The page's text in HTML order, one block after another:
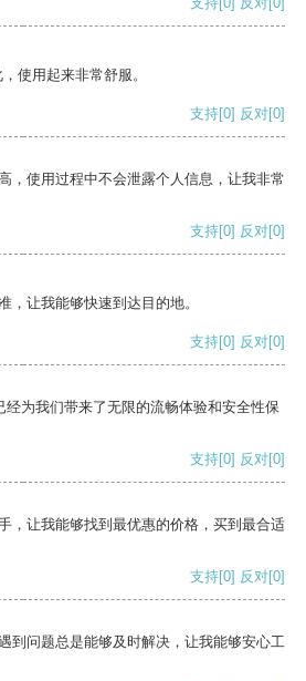
使用起来非常舒服。
支持[0] 反对[0]
，使用过程中不会泄露个人信息，让我非常
支持[0] 反对[0]
，让我能够快速到达目的地。
支持[0] 反对[0]
为我们带来了无限的流畅体验和安全性保
支持[0] 反对[0]
，让我能够找到最优惠的价格，买到最合适
支持[0] 反对[0]
到问题总是能够及时解决，让我能够安心工